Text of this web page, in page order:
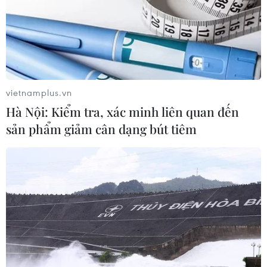
Hành trình tri ân bằng
công nghệ và trách nhiệm
27/06/2026 06:56
với hệ thống thạch nhũ
hiếm gặp tại Phong Nha-
Kẻ Bàng
26/06/2026 01:44
cả hai bên
25/06/2026 11:17
Xác định niên đại vụ va
chạm thiên thạch cổ nhất
trên Trái Đất
24/06/2026 03:27
vietnamplus.vn
Hà Nội: Kiểm tra, xác minh liên quan đến
sản phẩm giảm cân dạng bút tiêm